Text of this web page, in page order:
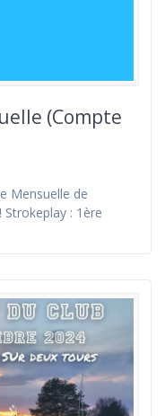
(Compte
Mensuelle de
Strokeplay : 1ère